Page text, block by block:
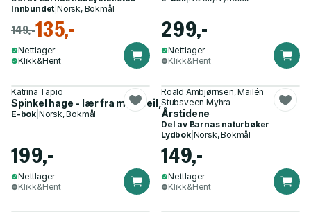
Innbundet |Norsk, Bokmål
149,-135,-
Nettlager
Klikk&Hent
299,-
Nettlager
Klikk&Hent
Katrina Tapio
Spinkel hage - lær fra mine feil, og tør å gjøre dine egne!
E-bok Norsk, Bokmål
199,-
Nettlager
Klikk&Hent
Roald Ambjørnsen, Mailén
Stubsveen Myhra
Årstidene
Del av Barnas naturbøker
Lydbok| Norsk, Bokmål
149,-
Nettlager
Klikk&Hent